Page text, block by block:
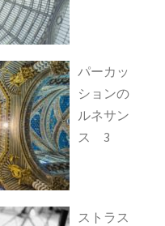
パーカッ
ションの
ルネサン
ス 3
ストラス